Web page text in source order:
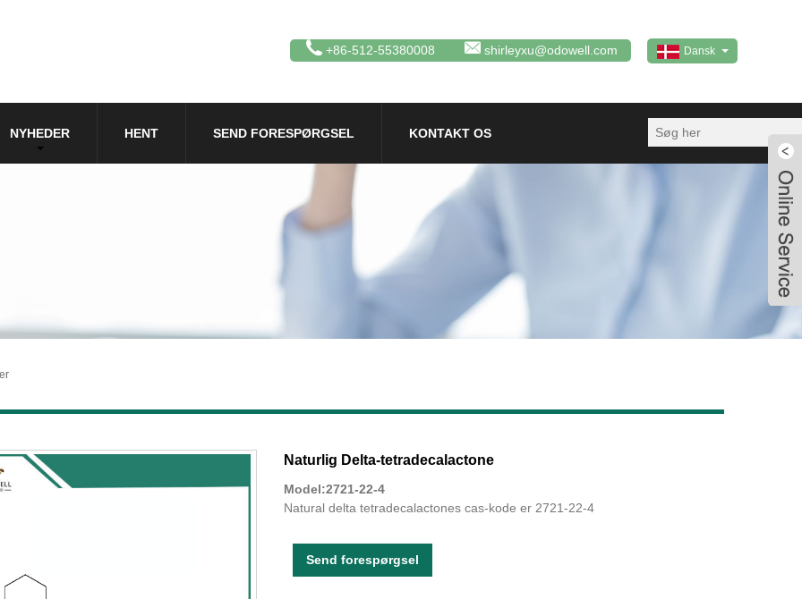
Dansk
+86-512-55380008 shirleyxu@odowell.com
NYHEDER HENT SEND FORESPØRGSEL KONTAKT OS
Naturlig Delta-tetradecalactone
Model:2721-22-4
Natural delta tetradecalactones cas-kode er 2721-22-4
Send forespørgsel